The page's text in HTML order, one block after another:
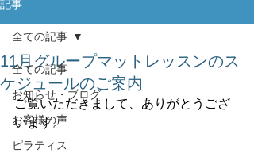
記事
全ての記事
お知らせ・ブログ
お客様の声
ピラティス
全ての記事
11月グループマットレッスンのス
ケジュールのご案内
ご覧いただきまして、ありがとうござ
います。